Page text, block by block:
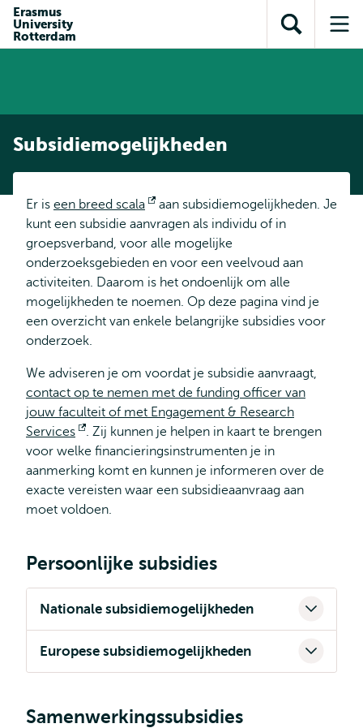
inhoud
Direct naar
subnavigatie
Erasmus
University
Rotterdam
Toon
zoekveld
Subsidiemogelijkheden
Er is een breed scala
Opent
extern
aan subsidiemogelijkheden. Je
kunt een subsidie aanvragen als individu of in
groepsverband, voor alle mogelijke
onderzoeksgebieden en voor een veelvoud aan
activiteiten. Daarom is het ondoenlijk om alle
mogelijkheden te noemen. Op deze pagina vind je
een overzicht van enkele belangrijke subsidies voor
onderzoek.
We adviseren je om voordat je subsidie aanvraagt,
contact op te nemen met de funding officer van
jouw faculteit of met Engagement & Research
Services
Opent
extern
. Zij kunnen je helpen in kaart te brengen
voor welke financieringsinstrumenten je in
aanmerking komt en kunnen je informeren over de
exacte vereisten waar een subsidieaanvraag aan
moet voldoen.
Persoonlijke subsidies
Nationale subsidiemogelijkheden
Europese subsidiemogelijkheden
Samenwerkingssubsidies